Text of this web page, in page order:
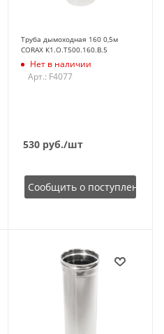
Труба дымоходная 160 0,5м
CORAX К1.О.Т500.160.В.5
Нет в наличии
Арт.: F4077
530руб./шт
Сообщить о поступлении